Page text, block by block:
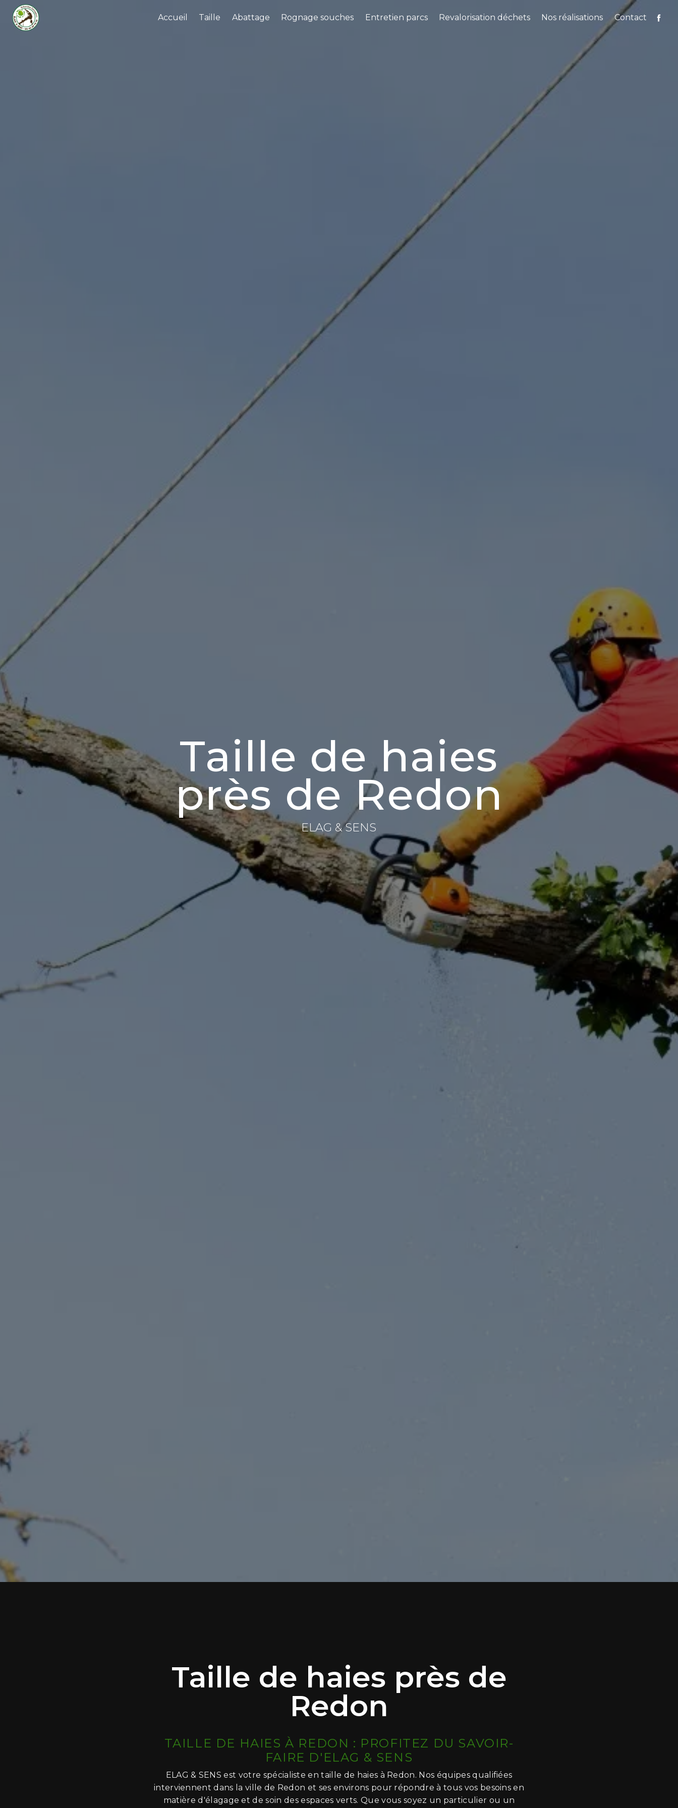
Accueil Taille Abattage Rognage souches Entretien parcs Revalorisation déchets Nos réalisations Contact
Taille de haies
près de Redon
ELAG & SENS
Taille de haies près de
Redon
TAILLE DE HAIES À REDON : PROFITEZ DU SAVOIR-
FAIRE D'ELAG & SENS
ELAG & SENS est votre spécialiste en taille de haies à Redon. Nos équipes qualifiées
interviennent dans la ville de Redon et ses environs pour répondre à tous vos besoins en
matière d'élagage et de soin des espaces verts. Que vous soyez un particulier ou un
Panneau de gestion des cookies